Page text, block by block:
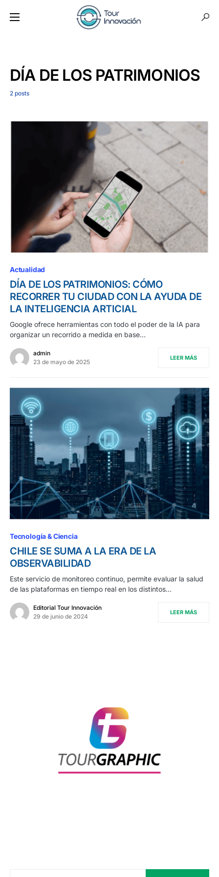
DÍA DE LOS PATRIMONIOS
2 posts
Actualidad
DÍA DE LOS PATRIMONIOS: CÓMO
RECORRER TU CIUDAD CON LA AYUDA DE
LA INTELIGENCIA ARTICIAL
Google ofrece herramientas con todo el poder de la IA para
organizar un recorrido a medida en base…
admin
23 de mayo de 2025
LEER MÁS
Tecnología & Ciencia
CHILE SE SUMA A LA ERA DE LA
OBSERVABILIDAD
Este servicio de monitoreo continuo, permite evaluar la salud
de las plataformas en tiempo real en los distintos…
Editorial Tour Innovación
29 de junio de 2024
LEER MÁS